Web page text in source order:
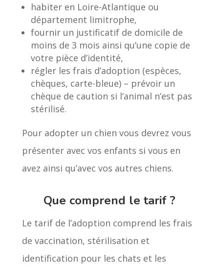
habiter en Loire-Atlantique ou
département limitrophe,
fournir un justificatif de domicile de
moins de 3 mois ainsi qu’une copie de
votre pièce d’identité,
régler les frais d’adoption (espèces,
chèques, carte-bleue) – prévoir un
chèque de caution si l’animal n’est pas
stérilisé.
Pour adopter un chien vous devrez vous
présenter avec vos enfants si vous en
avez ainsi qu’avec vos autres chiens.
Que comprend le tarif ?
Le tarif de l’adoption comprend les frais
de vaccination, stérilisation et
identification pour les chats et les